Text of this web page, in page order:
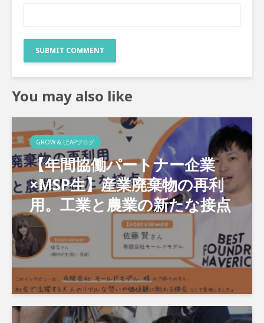
You may also like
GROW & LEAPブログ
【年間協働パートナー企業
×MSP生】産業廃棄物の再利
用。工業と農業の新たな接点